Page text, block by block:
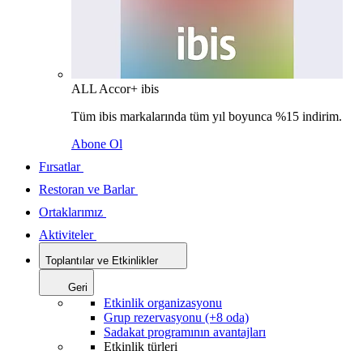
ALL Accor+ ibis
Tüm ibis markalarında tüm yıl boyunca %15 indirim.
Abone Ol
Fırsatlar
Restoran ve Barlar
Ortaklarımız
Aktiviteler
Toplantılar ve Etkinlikler
Geri
Etkinlik organizasyonu
Grup rezervasyonu (+8 oda)
Sadakat programının avantajları
Etkinlik türleri